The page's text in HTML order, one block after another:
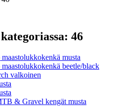
46
musta
beetle/black
valkoinen
& Gravel kengät musta